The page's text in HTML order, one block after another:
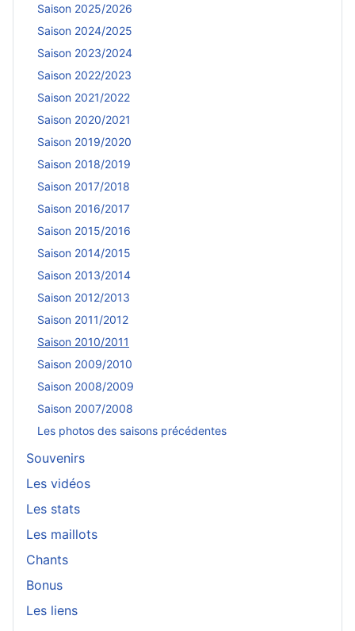
Saison 2025/2026
Saison 2024/2025
Saison 2023/2024
Saison 2022/2023
Saison 2021/2022
Saison 2020/2021
Saison 2019/2020
Saison 2018/2019
Saison 2017/2018
Saison 2016/2017
Saison 2015/2016
Saison 2014/2015
Saison 2013/2014
Saison 2012/2013
Saison 2011/2012
Saison 2010/2011
Saison 2009/2010
Saison 2008/2009
Saison 2007/2008
Les photos des saisons précédentes
Souvenirs
Les vidéos
Les stats
Les maillots
Chants
Bonus
Les liens